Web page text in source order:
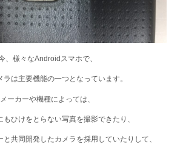
、様々なAndroidスマホで、
ラは主要機能の一つとなっています。
メーカーや機種によっては、
もひけをとらない写真を撮影できたり、
共同開発したカメラを採用していたりして、